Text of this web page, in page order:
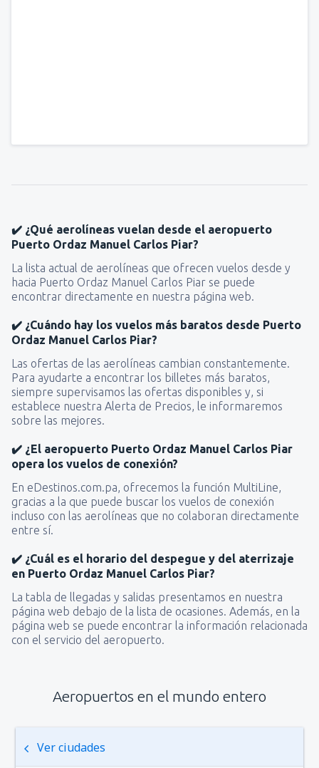
✔️ ¿Qué aerolíneas vuelan desde el aeropuerto
Puerto Ordaz Manuel Carlos Piar?
La lista actual de aerolíneas que ofrecen vuelos desde y
hacia Puerto Ordaz Manuel Carlos Piar se puede
encontrar directamente en nuestra página web.
✔️ ¿Cuándo hay los vuelos más baratos desde Puerto
Ordaz Manuel Carlos Piar?
Las ofertas de las aerolíneas cambian constantemente.
Para ayudarte a encontrar los billetes más baratos,
siempre supervisamos las ofertas disponibles y, si
establece nuestra Alerta de Precios, le informaremos
sobre las mejores.
✔️ ¿El aeropuerto Puerto Ordaz Manuel Carlos Piar
opera los vuelos de conexión?
En eDestinos.com.pa, ofrecemos la función MultiLine,
gracias a la que puede buscar los vuelos de conexión
incluso con las aerolíneas que no colaboran directamente
entre sí.
✔️ ¿Cuál es el horario del despegue y del aterrizaje
en Puerto Ordaz Manuel Carlos Piar?
La tabla de llegadas y salidas presentamos en nuestra
página web debajo de la lista de ocasiones. Además, en la
página web se puede encontrar la información relacionada
con el servicio del aeropuerto.
Aeropuertos en el mundo entero
Ver ciudades